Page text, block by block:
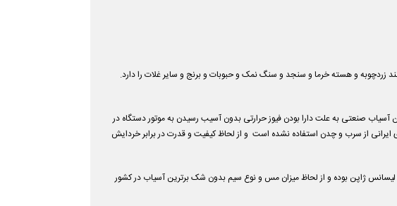
250 گهواره ای قابلیت خردایش تمام مواد سخت مانند زردچوبه و هسته خرما و سنجد و سنگ نمک و حبوبات و برنج و سایر غلات را دارد.
صنعتی به علت دارا بودن فیوز حرارتی بدون آسیب رسیدن به موتور دستگاه در
بوده و برخلاف مدل های ایرانی از سرب و چدن استفاده نشده است و از لحاظ کیفیت و قدرت در برابر خردایش
ژاپن بوده و از لحاظ میزان مس و نوع سیم بدون شک برترین آسیاب در کشور